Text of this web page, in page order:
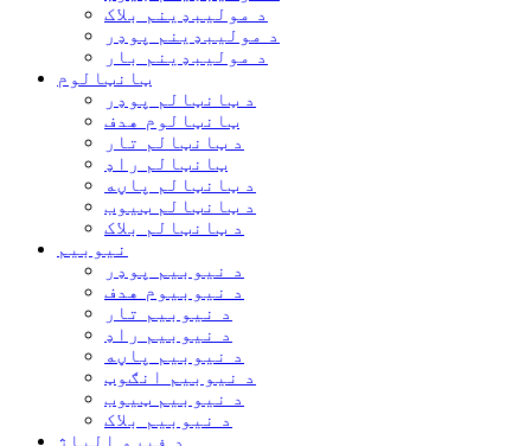
د مولیبډینم بلاک
د مولیبډینم پوډر
د مولیبډینم بار
ټانټالوم
د ټانټالم پوډر
ټانټالوم هدف
د ټانټالم تار
ټانټالم راډ
د ټانټالم پاڼه
د ټانټالم ټیوب
د ټانټالم بلاک
نیوبیم
د نیوبیم پوډر
د نیوبیوم هدف
د نیوبیم تار
د نیوبیم راډ
د نیوبیم پاڼه
د نیوبیم انګوټ
د نیوبیم ټیوب
د نیوبیم بلاک
د فیرو الیاژ